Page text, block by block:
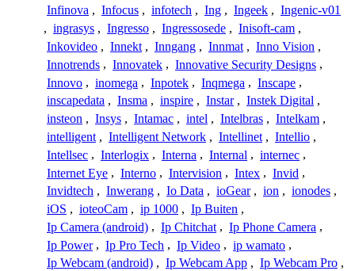
Infinova , Infocus , infotech , Ing , Ingeek , Ingenic-v01
, ingrasys , Ingresso , Ingressosede , Inisoft-cam ,
Inkovideo , Innekt , Inngang , Innmat , Inno Vision ,
Innotrends , Innovatek , Innovative Security Designs ,
Innovo , inomega , Inpotek , Inqmega , Inscape ,
inscapedata , Insma , inspire , Instar , Instek Digital ,
insteon , Insys , Intamac , intel , Intelbras , Intelkam ,
intelligent , Intelligent Network , Intellinet , Intellio ,
Intellsec , Interlogix , Interna , Internal , internec ,
Internet Eye , Interno , Intervision , Intex , Invid ,
Invidtech , Inwerang , Io Data , ioGear , ion , ionodes ,
iOS , ioteoCam , ip 1000 , Ip Buiten ,
Ip Camera (android) , Ip Chitchat , Ip Phone Camera ,
Ip Power , Ip Pro Tech , Ip Video , ip wamato ,
Ip Webcam (android) , Ip Webcam App , Ip Webcam Pro ,